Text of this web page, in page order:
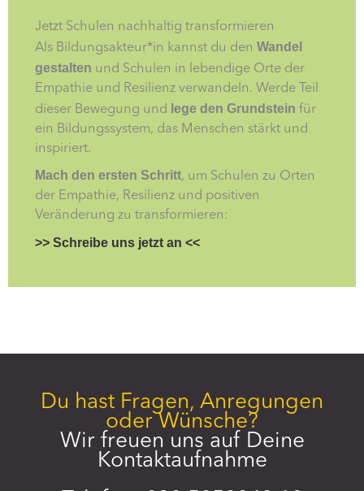
Jetzt Schulen nachhaltig transformieren
Als Bildungsakteur*in kannst du den Wandel
gestalten und Schulen in lebendige Orte der
Empathie und Resilienz verwandeln. Werde Teil
dieser Bewegung und lege den Grundstein für
ein Bildungssystem, das Menschen stärkt und
inspiriert.
Mach den ersten Schritt, um Schulen zu Orten
der Empathie, Resilienz und positiven
Veränderung zu transformieren:
>> Schreibe uns jetzt an <<
Du hast Fragen, Anregungen
oder Wünsche?
Wir freuen uns auf Deine
Kontaktaufnahme